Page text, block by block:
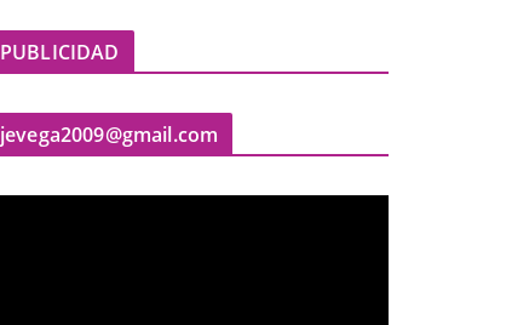
PUBLICIDAD
jevega2009@gmail.com